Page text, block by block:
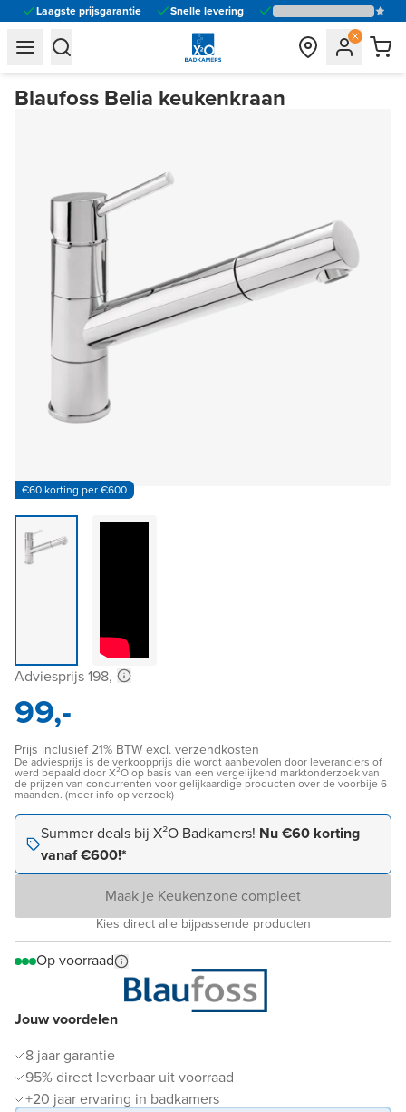
Laagste prijsgarantie Snelle levering
general.navigation.toggle_menu.label
general.navigation.toggle_menu.label
Blaufoss Belia keukenkraan
€60 korting per €600
Jouw voordelen
8 jaar garantie
95% direct leverbaar uit voorraad
+20 jaar ervaring in badkamers
Adviesprijs 198,-
99,-
Prijs inclusief 21% BTW excl. verzendkosten
De adviesprijs is de verkoopprijs die wordt aanbevolen door leveranciers of
werd bepaald door X²O op basis van een vergelijkend marktonderzoek van
de prijzen van concurrenten voor gelijkaardige producten over de voorbije 6
maanden. (meer info op verzoek)
Summer deals bij X²O Badkamers! Nu €60 korting
vanaf €600!*
Maak je Keukenzone compleet
Kies direct alle bijpassende producten
Op voorraad